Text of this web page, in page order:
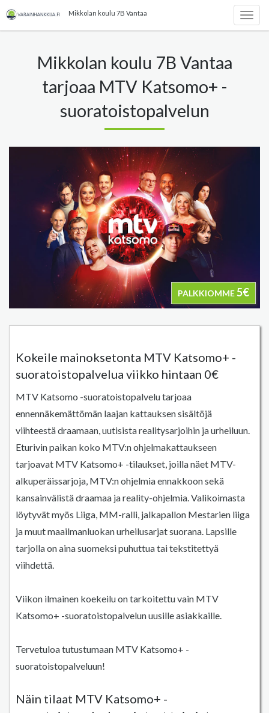
Mikkolan koulu 7B Vantaa
Mikkolan koulu 7B Vantaa
tarjoaa MTV Katsomo+ -
suoratoistopalvelun
PALKKIOMME5€
Kokeile mainoksetonta MTV Katsomo+ -
suoratoistopalvelua viikko hintaan 0€
MTV Katsomo -suoratoistopalvelu tarjoaa
ennennäkemättömän laajan kattauksen sisältöjä
viihteestä draamaan, uutisista realitysarjoihin ja urheiluun.
Eturivin paikan koko MTV:n ohjelmakattaukseen
tarjoavat MTV Katsomo+ -tilaukset, joilla näet MTV-
alkuperäissarjoja, MTV:n ohjelmia ennakkoon sekä
kansainvälistä draamaa ja reality-ohjelmia. Valikoimasta
löytyvät myös Liiga, MM-ralli, jalkapallon Mestarien liiga
ja muut maailmanluokan urheilusarjat suorana. Lapsille
tarjolla on aina suomeksi puhuttua tai tekstitettyä
viihdettä.
Viikon ilmainen koekeilu on tarkoitettu vain MTV
Katsomo+ -suoratoistopalvelun uusille asiakkaille.
Tervetuloa tutustumaan MTV Katsomo+ -
suoratoistopalveluun!
Näin tilaat MTV Katsomo+ -